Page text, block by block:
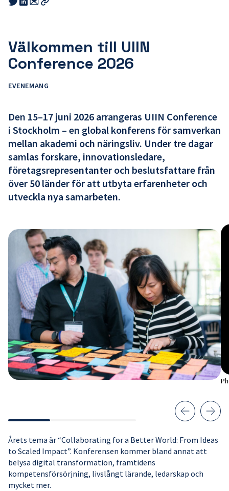
this
this
this
Välkommen till UIIN
Conference 2026
EVENEMANG
Den 15–17 juni 2026 arrangeras UIIN Conference
i Stockholm – en global konferens för samverkan
mellan akademi och näringsliv. Under tre dagar
samlas forskare, innovationsledare,
företagsrepresentanter och beslutsfattare från
över 50 länder för att utbyta erfarenheter och
utveckla nya samarbeten.
Årets tema är “Collaborating for a Better World: From Ideas
to Scaled Impact”. Konferensen kommer bland annat att
belysa digital transformation, framtidens
kompetensförsörjning, livslångt lärande, ledarskap och
mycket mer.